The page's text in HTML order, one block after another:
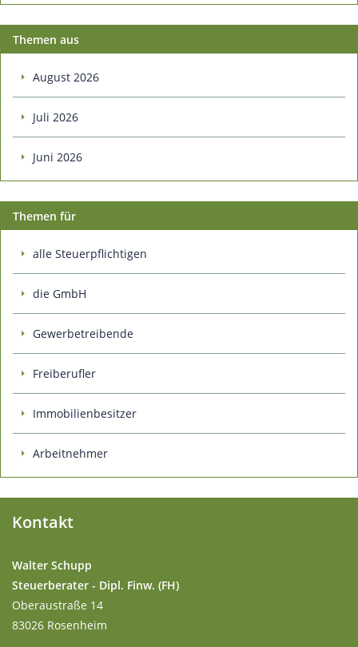
Themen aus
August 2026
Juli 2026
Juni 2026
Themen für
alle Steuerpflichtigen
die GmbH
Gewerbetreibende
Freiberufler
Immobilienbesitzer
Arbeitnehmer
Kontakt
Walter Schupp
Steuerberater - Dipl. Finw. (FH)
Oberaustraße 14
83026 Rosenheim